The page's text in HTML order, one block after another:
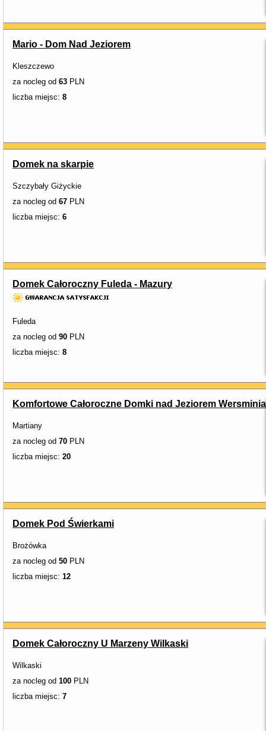
Mario - Dom Nad Jeziorem
Kleszczewo
za nocleg od 63 PLN
liczba miejsc: 8
Domek na skarpie
Szczybały Giżyckie
za nocleg od 67 PLN
liczba miejsc: 6
Domek Całoroczny Fuleda - Mazury
Fuleda
za nocleg od 90 PLN
liczba miejsc: 8
Komfortowe Całoroczne Domki nad Jeziorem Wersminia
Martiany
za nocleg od 70 PLN
liczba miejsc: 20
Domek Pod Świerkami
Brożówka
za nocleg od 50 PLN
liczba miejsc: 12
Domek Całoroczny U Marzeny Wilkaski
Wilkaski
za nocleg od 100 PLN
liczba miejsc: 7